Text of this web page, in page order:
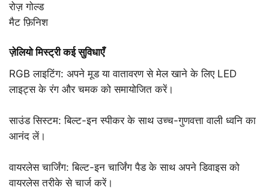
रोज़ गोल्ड
मैट फ़िनिश
ज़ेलियो मिस्ट्री कई सुविधाएँ
RGB लाइटिंग: अपने मूड या वातावरण से मेल खाने के लिए LED
लाइट्स के रंग और चमक को समायोजित करें।
साउंड सिस्टम: बिल्ट-इन स्पीकर के साथ उच्च-गुणवत्ता वाली ध्वनि का
आनंद लें।
वायरलेस चार्जिंग: बिल्ट-इन चार्जिंग पैड के साथ अपने डिवाइस को
वायरलेस तरीके से चार्ज करें।